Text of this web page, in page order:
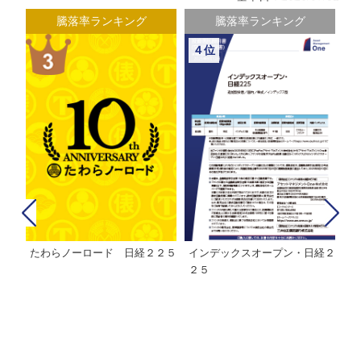
騰落率ランキング
たわらノーロード 日経２２５
騰落率ランキング
４位
インデックスオープン・日経２
２５